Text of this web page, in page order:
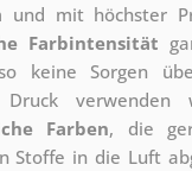
und mit höchster
Farbintensität
keine Sorgen
verwenden
Farben, die
Stoffe in die Luft